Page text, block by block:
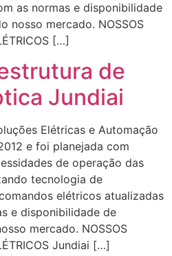
as normas e disponibilidade
nosso mercado. NOSSOS
[…]
de
Jundiai
Elétricas e Automação
e foi planejada com
de operação das
tecnologia de
elétricos atualizadas
e disponibilidade de
mercado. NOSSOS
Jundiai […]